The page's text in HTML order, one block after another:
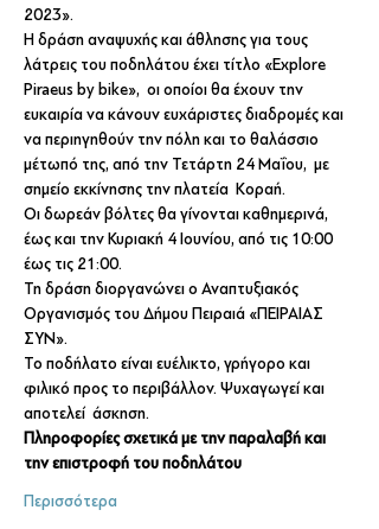
2023».
Η δράση αναψυχής και άθλησης για τους
λάτρεις του ποδηλάτου έχει τίτλο «Explore
Piraeus by bike»,  οι οποίοι θα έχουν την
ευκαιρία να κάνουν ευχάριστες διαδρομές και
να περιηγηθούν την πόλη και το θαλάσσιο
μέτωπό της, από την Τετάρτη 24 Μαΐου,  με
σημείο εκκίνησης την πλατεία  Κοραή.
Οι δωρεάν βόλτες θα γίνονται καθημερινά,
έως και την Κυριακή 4 Ιουνίου, από τις 10:00
έως τις 21:00.
Τη δράση διοργανώνει ο Αναπτυξιακός
Οργανισμός του Δήμου Πειραιά «ΠΕΙΡΑΙΑΣ
ΣΥΝ».
Το ποδήλατο είναι ευέλικτο, γρήγορο και
φιλικό προς το περιβάλλον. Ψυχαγωγεί και
αποτελεί  άσκηση.
Πληροφορίες σχετικά με την παραλαβή και
την επιστροφή του ποδηλάτου
Περισσότερα